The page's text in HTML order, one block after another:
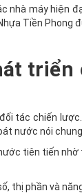
máy hiện
Tiền
triển
tác chiến
nước nói
tiên tiến
thị phần và